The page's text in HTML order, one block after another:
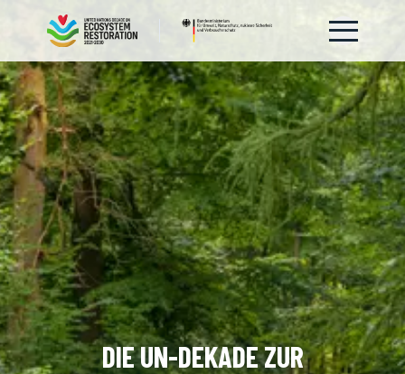
DIE UN-DEKADE ZUR